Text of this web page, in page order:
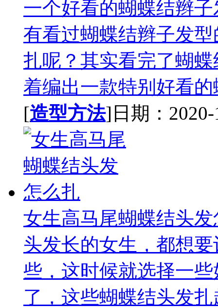
一个好看的蝴蝶结辫
有看过蝴蝶结辫子发
扎呢？其实看完了蝴
着编出一款特别好看的
[造型方法]日期：2020-
女生高马尾蝴蝶结头
头发长的女生，都想
些，这时候就选择一
了，这些蝴蝶结头发